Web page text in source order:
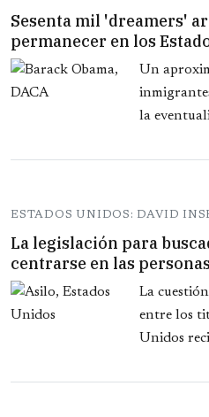
Sesenta mil 'dreamers'
permanecer en los
Un
la
ESTADOS UNIDOS: DAVID
La legislación para
centrarse en las
La
entre los
Unidos